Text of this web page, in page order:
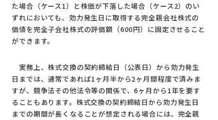
た場合（ケース1）と株価が下落した場合（ケース2）のい
ずれにおいても、効力発生日に取得する完全親会社株式の
価値を完全子会社株式の評価額（600円）に固定させること
ができます。
実務上、株式交換の契約締結日（公表日）から効力発生
日までは、通常であれば1ヶ月半から2ヶ月間程度で済みま
すが、競争法その他法令等の関係で、6ヶ月から1年を要す
ることもあります。株式交換の契約締結日から効力発生日
までの期間が長くなることが想定される場合には、完全親